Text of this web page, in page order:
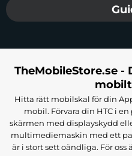
TheMobileStore.se
Hitta rätt mobilskal för din
mobil. Förvara din HTC i
skärmen med displayskydd
multimediemaskin med ett
är i stort sett oändliga. För oss